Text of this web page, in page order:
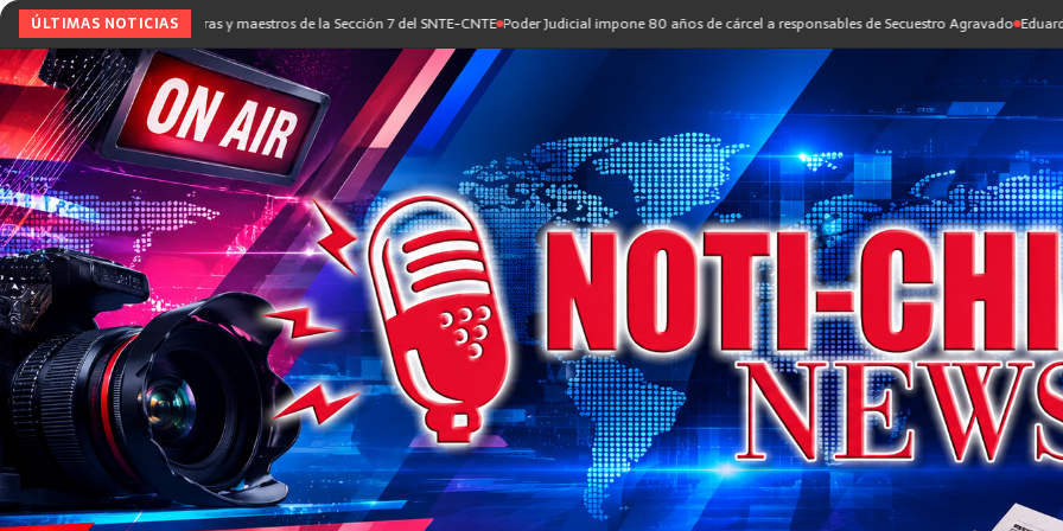
ÚLTIMAS NOTICIAS
con maestras y maestros de la Sección 7 del SNTE-CNTE Poder Judicial impone 80 años de cárcel a responsables de Secuestro Agravado Eduardo Ramírez